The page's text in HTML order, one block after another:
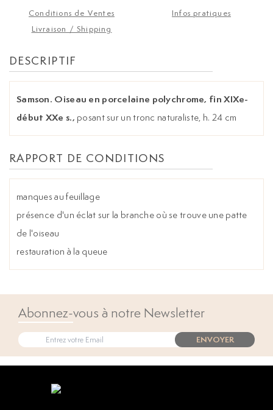
Conditions de Ventes
Infos pratiques
Livraison / Shipping
DESCRIPTIF
Samson. Oiseau en porcelaine polychrome, fin XIXe-
début XXe s., posant sur un tronc naturaliste, h. 24 cm
RAPPORT DE CONDITIONS
manques au feuillage
présence d'un éclat sur la branche où se trouve une patte
de l'oiseau
restauration à la queue
Abonnez-vous à notre Newsletter
ENVOYER